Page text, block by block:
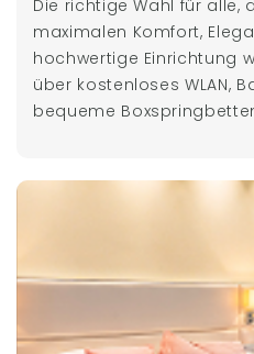
Die richtige Wahl für alle,
maximalen Komfort,
hochwertige Einrichtung
über kostenloses WLAN,
bequeme